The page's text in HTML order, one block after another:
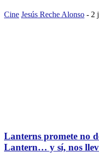
Cine Jesús Reche Alonso - 2
Lanterns promete no
Lantern… y sí, nos